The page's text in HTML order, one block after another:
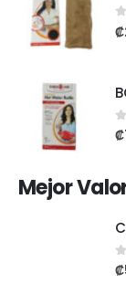
0
₡
0
₡
Mejor
0
₡